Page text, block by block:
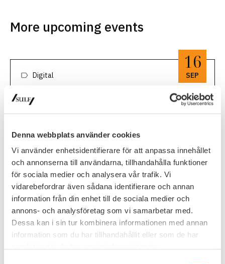
Denna webbplats använder cookies
Vi använder enhetsidentifierare för att anpassa innehållet
och annonserna till användarna, tillhandahålla funktioner
för sociala medier och analysera vår trafik. Vi
vidarebefordrar även sådana identifierare och annan
information från din enhet till de sociala medier och
annons- och analysföretag som vi samarbetar med.
Dessa kan i sin tur kombinera informationen med annan
information som du har tillhandahållit eller som de har
More upcoming events
16
SEP
Digital
Akademikerveckan – webbinarium: Är
du redo för framtidens arbetsliv?
teknologier skapar stora möjligheter – men också nya
krav. För att fortsätta vara relevant, engagerad och
efterfrågad krävs nya sätt att tänka, lära och leda sig
själv. När: …
16 September, 2026
17
SEP
Webinar